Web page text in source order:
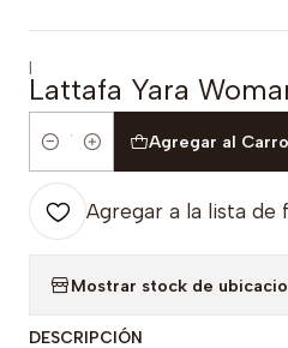
|
Lattafa Yara
Cantidad
Agregar al Carro
Agregar a la lista de
Mostrar stock de
DESCRIPCIÓN